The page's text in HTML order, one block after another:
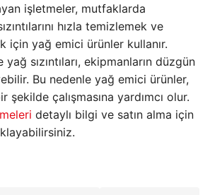
işletmeler, mutfaklarda
hızla temizlemek ve
için yağ emici ürünler kullanır.
sızıntıları, ekipmanların düzgün
Bu nedenle yağ emici ürünler,
çalışmasına yardımcı olur.
detaylı bilgi ve satın alma için